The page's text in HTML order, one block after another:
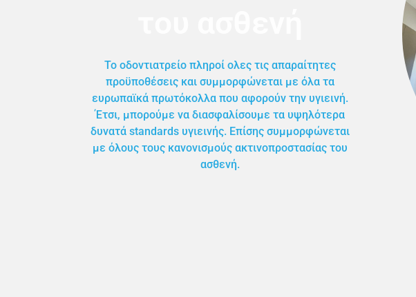
Το οδοντιατρείο πληροί ολες τις απαραίτητες
προϋποθέσεις και συμμορφώνεται με όλα τα
ευρωπαϊκά πρωτόκολλα που αφορούν την υγιεινή.
Έτσι, μπορούμε να διασφαλίσουμε τα υψηλότερα
δυνατά standards υγιεινής. Επίσης συμμορφώνεται
με όλους τους κανονισμούς ακτινοπροστασίας του
ασθενή.